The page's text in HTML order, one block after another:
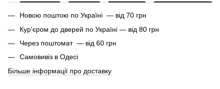
Новою поштою по Україні — від 70 грн
Кур'єром до дверей по Україні — від 80 грн
Через поштомат — від 60 грн
Самовивіз в Одесі
Більше інформації про доставку